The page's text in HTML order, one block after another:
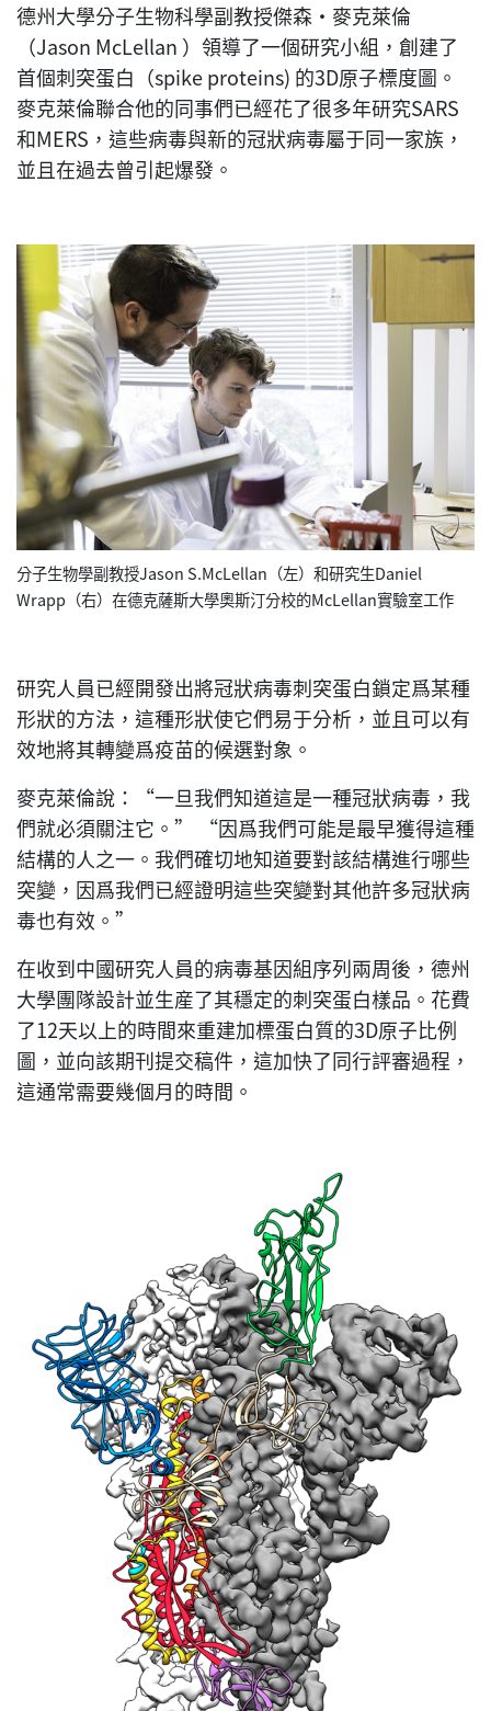
德州大學分子生物科學副教授傑森·麥克萊倫
（Jason McLellan ）領導了一個研究小組，創建了
首個刺突蛋白（spike proteins) 的3D原子標度圖。
麥克萊倫聯合他的同事們已經花了很多年研究SARS
和MERS，這些病毒與新的冠狀病毒屬于同一家族，
並且在過去曾引起爆發。
分子生物學副教授Jason S.McLellan（左）和研究生Daniel
Wrapp（右）在德克薩斯大學奧斯汀分校的McLellan實驗室工作
研究人員已經開發出將冠狀病毒刺突蛋白鎖定爲某種
形狀的方法，這種形狀使它們易于分析，並且可以有
效地將其轉變爲疫苗的候選對象。
麥克萊倫說：“一旦我們知道這是一種冠狀病毒，我
們就必須關注它。” “因爲我們可能是最早獲得這種
結構的人之一。我們確切地知道要對該結構進行哪些
突變，因爲我們已經證明這些突變對其他許多冠狀病
毒也有效。”
在收到中國研究人員的病毒基因組序列兩周後，德州
大學團隊設計並生産了其穩定的刺突蛋白樣品。花費
了12天以上的時間來重建加標蛋白質的3D原子比例
圖，並向該期刊提交稿件，這加快了同行評審過程，
這通常需要幾個月的時間。